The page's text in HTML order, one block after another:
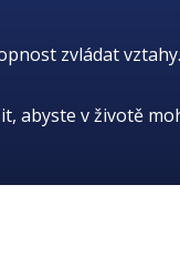
zvládat vztahy.
abyste v životě